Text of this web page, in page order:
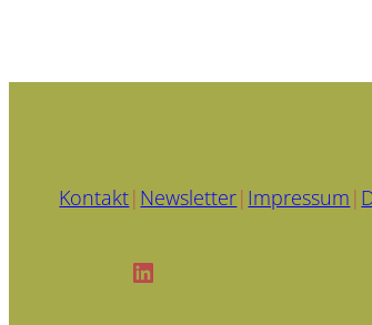
Kontakt| Newsletter| Impressum |
LinkedIn